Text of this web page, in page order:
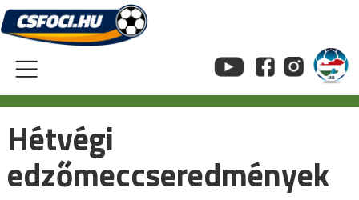
Skip
to
content
Hétvégi
edzőmeccseredmények